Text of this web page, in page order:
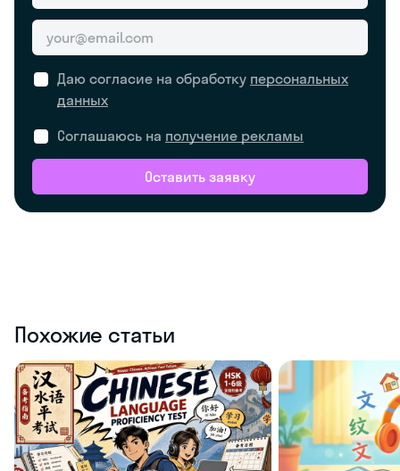
Даю согласие на обработку персональных
данных
Соглашаюсь на получение рекламы
Оставить заявку
Похожие статьи